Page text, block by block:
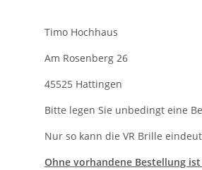
Timo Hochhaus
Am Rosenberg 26
45525 Hattingen
Bitte legen Sie unbedingt eine
Nur so kann die VR Brille
Ohne vorhandene Bestellung